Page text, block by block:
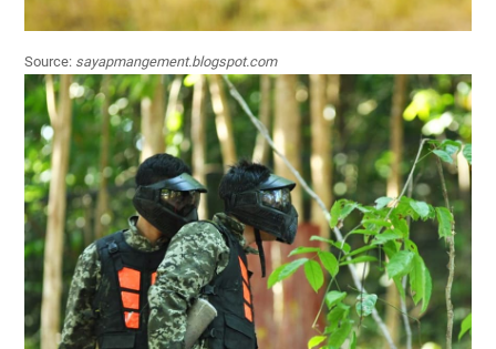
Source: sayapmangement.blogspot.com